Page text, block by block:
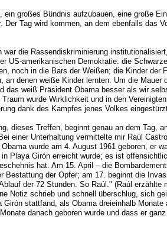
ein großes Bündnis aufzubauen, eine große
Der Tag wird kommen, an dem ebenfalls das
war die Rassendiskriminierung
US-amerikanischen Demokratie: die
noch in die Bars der Weißen; die Kinder der
an denen weiße Kinder lernten. Um die Mauer
das weiß Präsident Obama besser als wir
wurde Wirklichkeit und in den
dank des Kampfes jenes Volkes
dieses Treffen, beginnt genau an dem Tag,
einer Unterhaltung vermittelte mir Raúl
wurde am 4. August 1961 geboren, er
Playa Girón erreicht wurde; es ist
hat. Am 15. April – die
Bestattung der Opfer; am 17. beginnt die
der 72 Stunden. So Raúl." (Raúl
Notiz schrieb und schnell überschlug, sich
Girón stattfand, als Obama dreieinhalb
danach geboren wurde und dass er